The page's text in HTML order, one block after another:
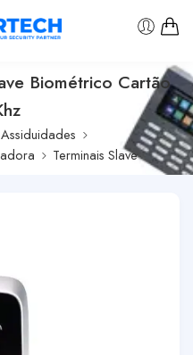
Biométrico Cartão
Terminais Slave